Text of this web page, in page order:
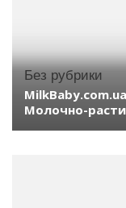
Без рубрики
Молочно-